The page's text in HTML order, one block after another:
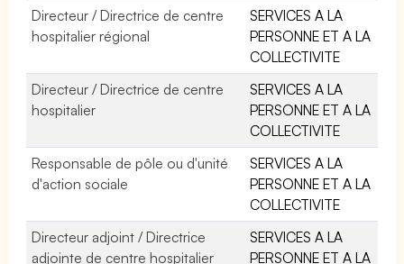
Directeur / Directrice de centre
hospitalier régional
SERVICES A LA
PERSONNE ET A LA
COLLECTIVITE
Directeur / Directrice de centre
hospitalier
SERVICES A LA
PERSONNE ET A LA
COLLECTIVITE
Responsable de pôle ou d'unité
d'action sociale
SERVICES A LA
PERSONNE ET A LA
COLLECTIVITE
Directeur adjoint / Directrice
adjointe de centre hospitalier
SERVICES A LA
PERSONNE ET A LA